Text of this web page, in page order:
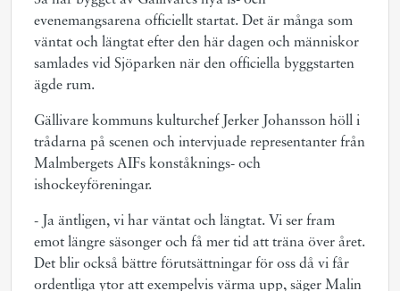
evenemangsarena officiellt startat. Det är många som
väntat och längtat efter den här dagen och människor
samlades vid Sjöparken när den officiella byggstarten
ägde rum.
Gällivare kommuns kulturchef Jerker Johansson höll i
trådarna på scenen och intervjuade representanter från
Malmbergets AIFs konståknings- och
ishockeyföreningar.
- Ja äntligen, vi har väntat och längtat. Vi ser fram
emot längre säsonger och få mer tid att träna över året.
Det blir också bättre förutsättningar för oss då vi får
ordentliga ytor att exempelvis värma upp, säger Malin